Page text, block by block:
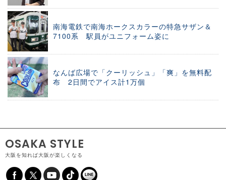
南海電鉄で南海ホークスカラーの特急サザン＆
7100系 駅員がユニフォーム姿に
なんば広場で「クーリッシュ」「爽」を無料配
布 2日間でアイス計1万個
OSAKA STYLE
大阪を知れば大阪が楽しくなる